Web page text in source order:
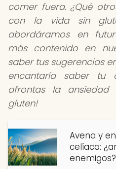
comer fuera. ¿Qué
con la vida sin
abordáramos en
más contenido en
saber tus sugerencias
encantaría saber tu
afrontas la
gluten!
Avena y
celíaca:
enemigos?